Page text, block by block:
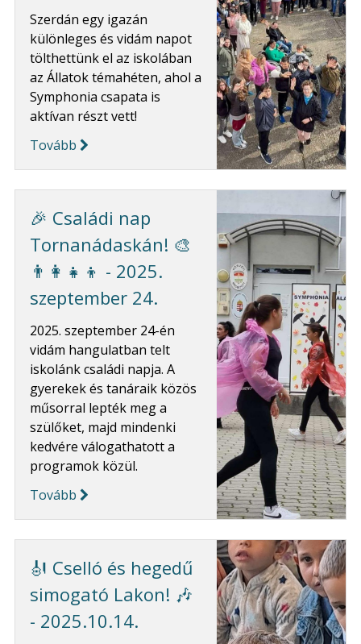
Szerdán egy igazán
különleges és vidám napot
tölthettünk el az iskolában
az Állatok témahéten, ahol a
Symphonia csapata is
aktívan részt vett!
Tovább
🎉 Családi nap
Tornanádaskán! 🎨
👨‍👩‍👧‍👦 - 2025.
szeptember 24.
2025. szeptember 24-én
vidám hangulatban telt
iskolánk családi napja. A
gyerekek és tanáraik közös
műsorral lepték meg a
szülőket, majd mindenki
kedvére válogathatott a
programok közül.
Tovább
🎻 Cselló és hegedű
simogató Lakon! 🎶
- 2025.10.14.